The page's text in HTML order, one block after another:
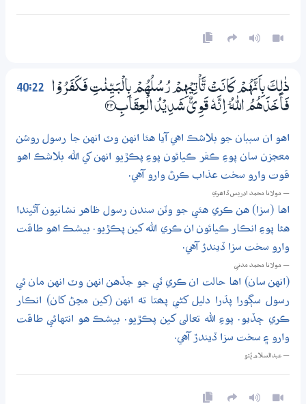
40:22
ذٰلِكَ بِاَنَّهُمْ كَانَتْ تَّاْتِيْهِمْ رُسُلُهُمْ بِالْبَيِّنٰتِ فَكَفَرُوْا
فَاَخَذَهُمُ اللّٰهُ ۭ اِنَّهٗ قَوِيٌّ شَدِيْدُ الْعِقَابِ ؀22
اهو ان سببان جو بلاشڪ اهي آيا هئا انهن وٽ انهن جا رسول روشن
معجزن سان پوءِ ڪفر ڪيائون پوءِ پڪڙيو انهن کي الله بلاشڪ اهو
قوت وارو سخت عذاب ڪرڻ وارو آهي.
— مولانا محمد ادريس ڏاھري
اها (سزا) هن ڪري هئي جو وٽن سندن رسول ظاهر نشانيون آڻيندا
هئا پوءِ انڪار ڪيائون ان ڪري الله کين پڪڙيو. بيشڪ اهو طاقت
وارو سخت سزا ڏيندڙ آهي.
— مولانا محمد مدني
(انهن سان) اها حالت ان ڪري ٿي جو جڏهن انهن وٽ انهن مان ئي
رسول سڳورا پڌرا دليل کڻي پھتا ته انهن (کين مڃڻ کان) انڪار
ڪري ڇڏيو. پوءِ الله تعالى کين پڪڙيو. بيشڪ هو انتهائي طاقت
وارو ۽ سخت سزا ڏيندڙ آهي.
— عبدالسلام ڀُٽو